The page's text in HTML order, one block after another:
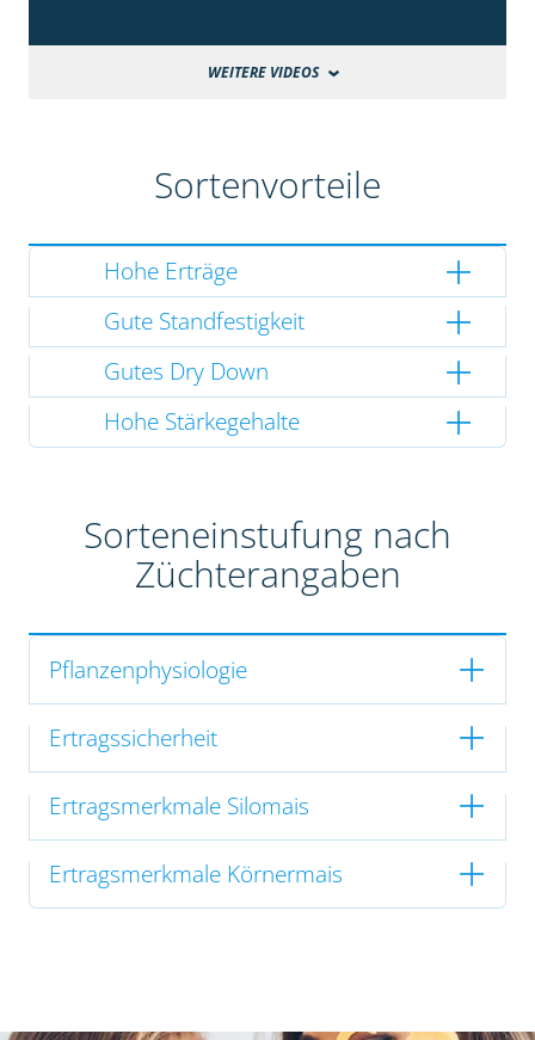
WEITERE VIDEOS
Sortenvorteile
Hohe Erträge
Gute Standfestigkeit
Gutes Dry Down
Hohe Stärkegehalte
Sorteneinstufung nach
Züchterangaben
Pflanzenphysiologie
Ertragssicherheit
Ertragsmerkmale Silomais
Ertragsmerkmale Körnermais